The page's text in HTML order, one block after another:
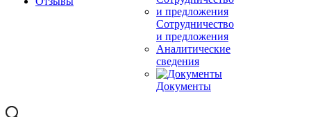
Сотрудничество
и предложения
Аналитические
сведения
Документы